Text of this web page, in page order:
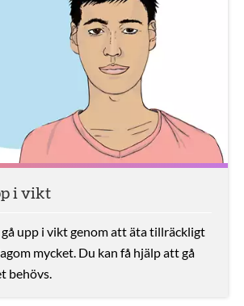
i vikt
upp i vikt genom att äta tillräckligt
mycket. Du kan få hjälp att gå
behövs.